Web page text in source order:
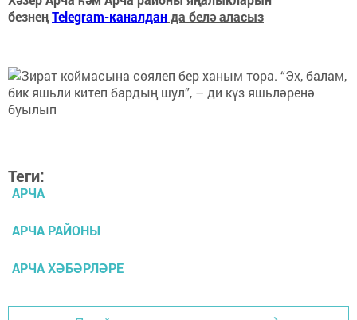
безнеңTelegram-каналданда белә аласыз
Теги:
АРЧА
АРЧА РАЙОНЫ
АРЧА ХӘБӘРЛӘРЕ